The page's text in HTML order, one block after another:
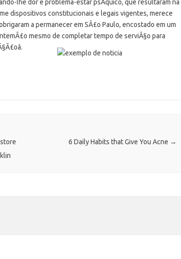
lhe dor e problema-estar psÃ­quico, que resultaram na
dispositivos constitucionais e legais vigentes, merece
a permanecer em SÃ£o Paulo, encostado em um
mesmo de completar tempo de serviÃ§o para
6 Daily Habits that Give You Acne →